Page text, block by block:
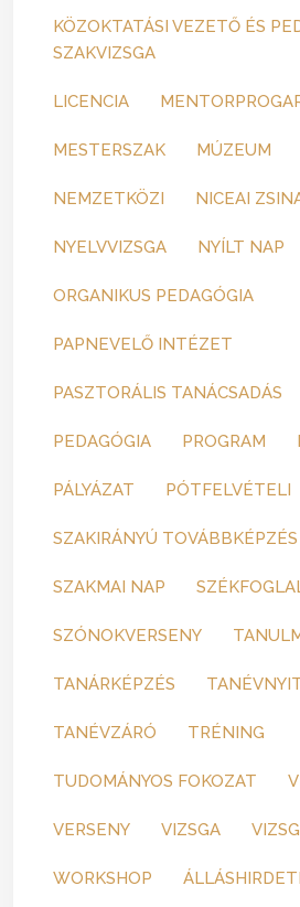
KÖZOKTATÁSI VEZETŐ ÉS
SZAKVIZSGA
LICENCIA
MESTERSZAK MÚZEUM
NEMZETKÖZI NICEAI
NYELVVIZSGA NYÍLT NAP
ORGANIKUS PEDAGÓGIA
PAPNEVELŐ INTÉZET
PASZTORÁLIS TANÁCSADÁS
PEDAGÓGIA PROGRAM
PÁLYÁZAT PÓTFELVÉTELI
SZAKIRÁNYÚ TOVÁBBKÉPZÉS
SZAKMAI NAP
SZÓNOKVERSENY
TANÁRKÉPZÉS
TANÉVZÁRÓ TRÉNING
TUDOMÁNYOS FOKOZAT
VERSENY VIZSGA
WORKSHOP